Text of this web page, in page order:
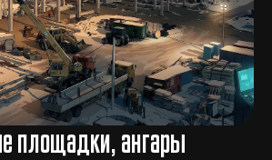
площадки, ангары